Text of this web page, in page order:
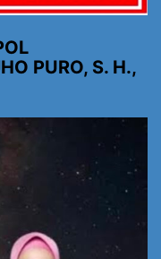
PURO, S. H.,